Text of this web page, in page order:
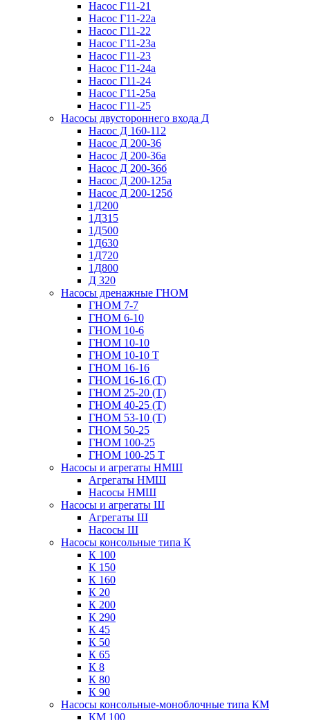
Насос Г11-21
Насос Г11-22а
Насос Г11-22
Насос Г11-23а
Насос Г11-23
Насос Г11-24а
Насос Г11-24
Насос Г11-25а
Насос Г11-25
Насосы двустороннего входа Д
Насос Д 160-112
Насос Д 200-36
Насос Д 200-36а
Насос Д 200-36б
Насос Д 200-125а
Насос Д 200-125б
1Д200
1Д315
1Д500
1Д630
1Д720
1Д800
Д 320
Насосы дренажные ГНОМ
ГНОМ 7-7
ГНОМ 6-10
ГНОМ 10-6
ГНОМ 10-10
ГНОМ 10-10 Т
ГНОМ 16-16
ГНОМ 16-16 (Т)
ГНОМ 25-20 (Т)
ГНОМ 40-25 (Т)
ГНОМ 53-10 (Т)
ГНОМ 50-25
ГНОМ 100-25
ГНОМ 100-25 Т
Насосы и агрегаты НМШ
Агрегаты НМШ
Насосы НМШ
Насосы и агрегаты Ш
Агрегаты Ш
Насосы Ш
Насосы консольные типа К
К 100
К 150
К 160
К 20
К 200
К 290
К 45
К 50
К 65
К 8
К 80
К 90
Насосы консольные-моноблочные типа КМ
КМ 100